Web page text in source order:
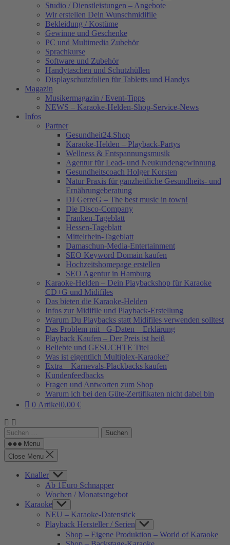
Studio / Dienstleistungen – Angebote
Wir erstellen Dein Wunschmidifile
Bekleidung / Kostüme
Gewinne und Geschenke
PC und Multimedia Zubehör
Sprachkurse
Software und Zubehör
Handytaschen und Schutzhüllen
Displayschutzfolien für Tabletts und Handys
Magazin
Musikermagazin / Event-Tipps
NEWS – Karaoke-Helden-Shop-Service-News
Infos
Partner
Gesundheit24.Shop
Karaoke-Helden – Playback-Partys
Wellness & Entspannungsmusik
Agentur für Lead- und Neukundengewinnung
Gesundheitscoach Holger Korsten
Natur Praxis für ganzheitliche Gesundheits- und
Ernährungeberatung
DJ GerreG – The best music in town!
Die Disco-Company
Franken-Tageblatt
Hessen-Tageblatt
Mittelrhein-Tageblatt
Damaschun-Media-Entertainment
SEO Keyword Domain kaufen
Hochzeitshomepage erstellen
SEO Agentur in Hamburg
Karaoke-Helden – Dein Playbackshop für Karaoke
CD+G und Midifiles
Das bieten die Karaoke-Helden
Infos zur Midifile und Playback-Erstellung
Warum Du Playbacks statt Midifiles verwenden solltest
Das Problem mit +G-Daten – Erklärung
Playback Kaufen – Der Preis ist heiß
Beliebte und GESUCHTE Titel
Was ist eigentlich Multiplex-Karaoke?
Extra – Karnevals-Plackbacks kaufen
Kundenfeedbacks
Fragen und Antworten zum Shop
Warum ich bei den Güte-Zertifikaten nicht dabei bin
0 Artikel0,00 €
Suchen
nach: Menu
Close Menu
Knaller Show
sub
menu
Ab 1Euro Schnapper
Wochen / Monatsangebot
Karaoke Show
sub
menu
NEU – Karaoke-Datenstick
Playback Hersteller / Serien Show
sub
menu
Shop – Eigene Produktion – World of Karaoke